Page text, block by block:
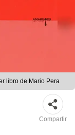
libro de Mario Pera
Compartir